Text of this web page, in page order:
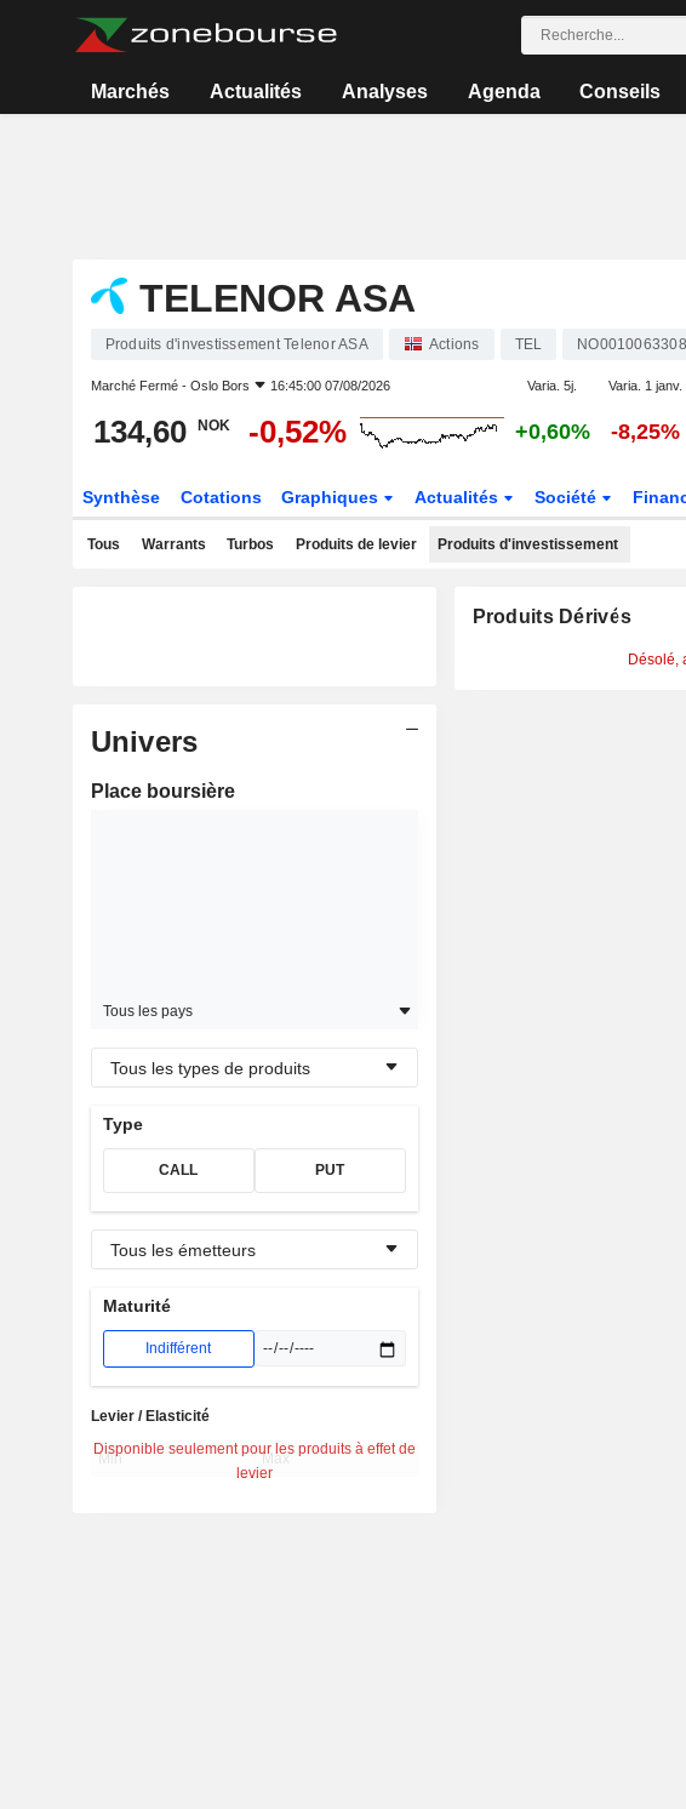
Marchés Actualités Analyses Agenda Conseils
TELENOR ASA
Produits d'investissement Telenor ASA Actions TEL NO0010063308
Marché Fermé - Oslo Bors 16:45:00 07/08/2026 Varia. 5j. Varia. 1 janv.
134,60 NOK -0,52% +0,60% -8,25%
Synthèse Cotations Graphiques Actualités Société
Tous Warrants Turbos Produits de levier Produits d'investissement
Univers
Place boursière
Tous les pays
Tous les types de produits
Type
CALL PUT
Tous les émetteurs
Maturité
Indifférent
Disponible seulement pour les produits à effet de
levier
Levier / Elasticité
Produits Dérivés
Désolé,